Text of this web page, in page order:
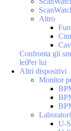
Altro
Confronta gli
leiPer lui
Altri dispositivi
Monitor
U-